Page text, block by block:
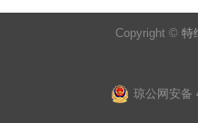
Copyright © 特
琼公网安备